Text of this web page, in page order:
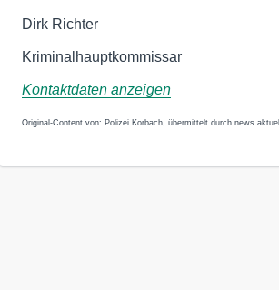
Dirk Richter
Kriminalhauptkommissar
Kontaktdaten anzeigen
Original-Content von: Polizei Korbach, übermittelt durch news aktuell